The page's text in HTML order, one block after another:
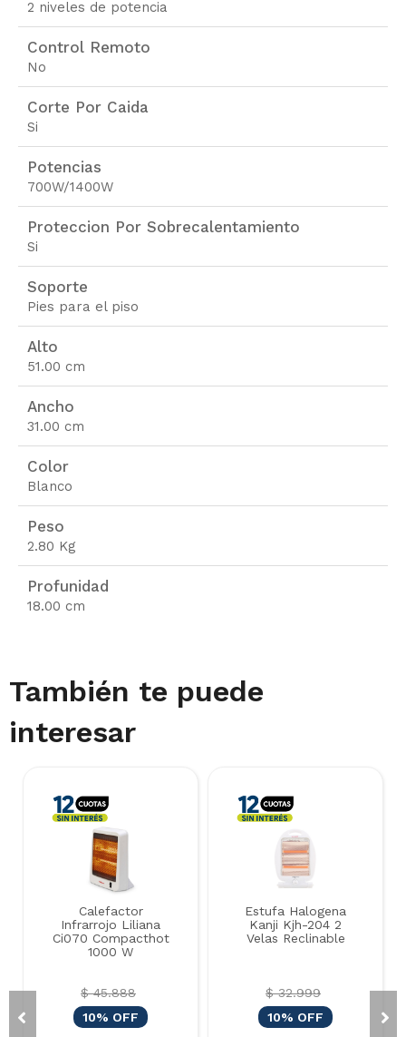
2 niveles de potencia
Control Remoto
No
Corte Por Caida
Si
Potencias
700W/1400W
Proteccion Por Sobrecalentamiento
Si
Soporte
Pies para el piso
Alto
51.00 cm
Ancho
31.00 cm
Color
Blanco
Peso
2.80 Kg
Profunidad
18.00 cm
También te puede
interesar
Calefactor
Infrarrojo Liliana
Ci070 Compacthot
1000 W
$ 45.888
10% OFF
Estufa Halogena
Kanji Kjh-204 2
Velas Reclinable
$ 32.999
10% OFF